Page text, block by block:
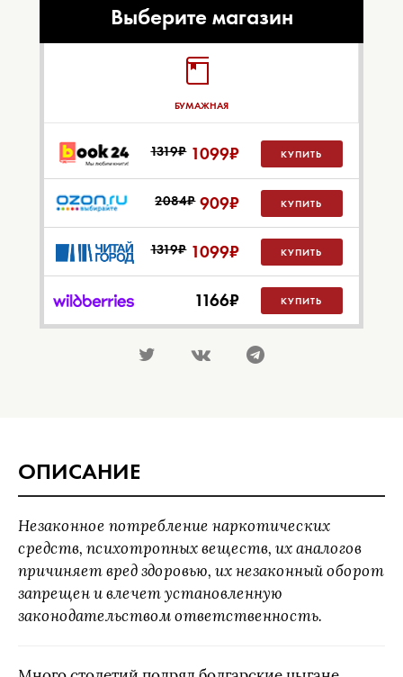
Выберите магазин
БУМАЖНАЯ
1319₽ 1099₽ КУПИТЬ
2084₽ 909₽ КУПИТЬ
1319₽ 1099₽ КУПИТЬ
1166₽ КУПИТЬ
ОПИСАНИЕ
Незаконное потребление наркотических
средств, психотропных веществ, их аналогов
причиняет вред здоровью, их незаконный оборот
запрещен и влечет установленную
законодательством ответственность.